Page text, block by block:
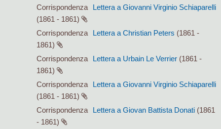
Corrispondenza
Lettera a Giovanni Virginio Schiaparelli
(1861 - 1861)
Corrispondenza
Lettera a Christian Peters (1861 -
1861)
Corrispondenza
Lettera a Urbain Le Verrier (1861 -
1861)
Corrispondenza
Lettera a Giovanni Virginio Schiaparelli
(1861 - 1861)
Corrispondenza
Lettera a Giovan Battista Donati (1861
- 1861)